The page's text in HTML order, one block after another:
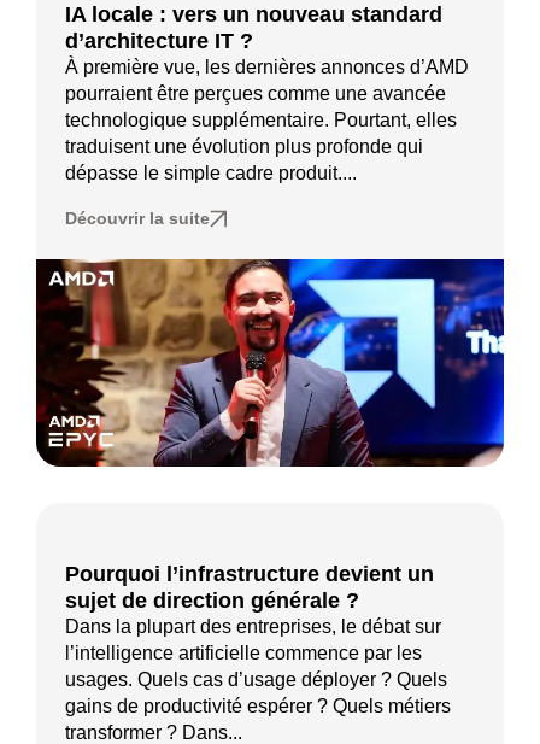
IA locale : vers un nouveau standard
d’architecture IT ?
À première vue, les dernières annonces d’AMD
pourraient être perçues comme une avancée
technologique supplémentaire. Pourtant, elles
traduisent une évolution plus profonde qui
dépasse le simple cadre produit....
Découvrir la suite
Pourquoi l’infrastructure devient un
sujet de direction générale ?
Dans la plupart des entreprises, le débat sur
l’intelligence artificielle commence par les
usages. Quels cas d’usage déployer ? Quels
gains de productivité espérer ? Quels métiers
transformer ? Dans...